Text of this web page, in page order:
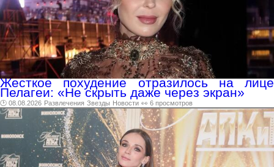
Жесткое похудение отразилось на лице
Пелагеи: «Не скрыть даже через экран»
🕑 08.08.2026 Развлечения Звезды Новости 👀 6 просмотров